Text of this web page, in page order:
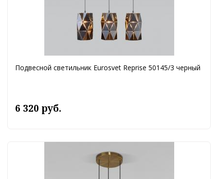
Подвесной светильник Eurosvet Reprise 50145/3 черный
6 320 руб.